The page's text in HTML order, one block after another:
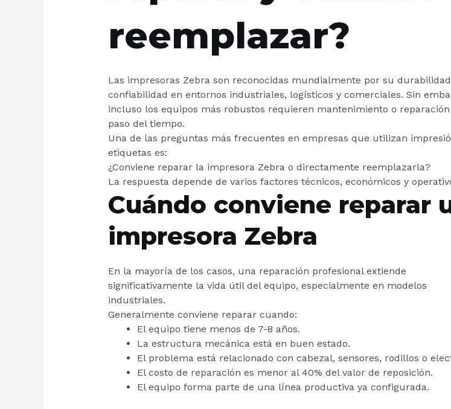
reemplazar?
Las impresoras Zebra son reconocidas mundialmente por su
confiabilidad en entornos industriales, logísticos y comerciales. Sin
incluso los equipos más robustos requieren mantenimiento o
paso del tiempo.
Una de las preguntas más frecuentes en empresas que utilizan
etiquetas es:
¿Conviene reparar la impresora Zebra o directamente reemplazarla?
La respuesta depende de varios factores técnicos, económicos y
Cuándo conviene reparar
impresora Zebra
En la mayoría de los casos, una reparación profesional extiende
significativamente la vida útil del equipo, especialmente en modelos
industriales.
Generalmente conviene reparar cuando:
El equipo tiene menos de 7-8 años.
La estructura mecánica está en buen estado.
El problema está relacionado con cabezal, sensores, rodillos o
El costo de reparación es menor al 40% del valor de reposición.
El equipo forma parte de una línea productiva ya configurada.